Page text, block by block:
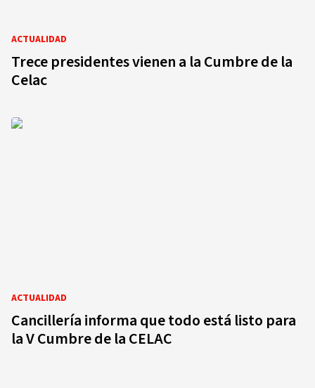
ACTUALIDAD
Trece presidentes vienen a la Cumbre de la
Celac
ACTUALIDAD
Cancillería informa que todo está listo para
la V Cumbre de la CELAC